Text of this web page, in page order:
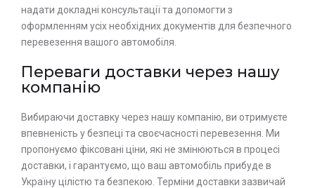
надати докладні консультації та допомогти з
оформленням усіх необхідних документів для безпечного
перевезення вашого автомобіля.
Переваги доставки через нашу
компанію
Вибираючи доставку через нашу компанію, ви отримуєте
впевненість у безпеці та своєчасності перевезення. Ми
пропонуємо фіксовані ціни, які не змінюються в процесі
доставки, і гарантуємо, що ваш автомобіль прибуде в
Україну цілістю та безпекою. Терміни доставки зазвичай